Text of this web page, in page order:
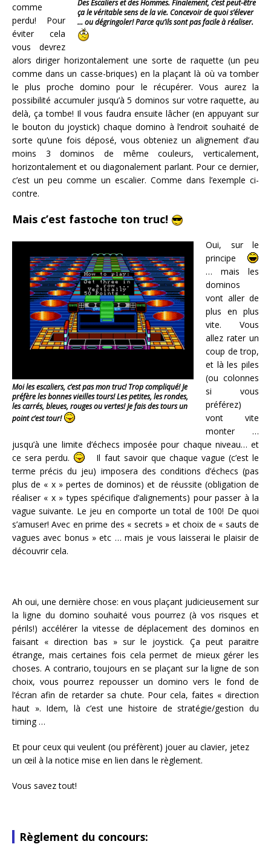
Des Escaliers et des Hommes. Finalement, c’est peut-être
ça le véritable sens de la vie. Concevoir de quoi s’élever
… ou dégringoler! Parce qu’ils sont pas facile à réaliser.
comme
perdu! Pour
éviter cela
vous devrez
alors diriger horizontalement une sorte de raquette (un peu
comme dans un casse-briques) en la plaçant là où va tomber
le plus proche domino pour le récupérer. Vous aurez la
possibilité accumuler jusqu’à 5 dominos sur votre raquette, au
delà, ça tombe! Il vous faudra ensuite lâcher (en appuyant sur
le bouton du joystick) chaque domino à l’endroit souhaité de
sorte qu’une fois déposé, vous obteniez un alignement d’au
moins 3 dominos de même couleurs, verticalement,
horizontalement et ou diagonalement parlant. Pour ce dernier,
c’est un peu comme un escalier. Comme dans l’exemple ci-
contre.
Mais c’est fastoche ton truc!
Moi les escaliers, c’est pas mon truc! Trop compliqué! Je
préfère les bonnes vieilles tours! Les petites, les rondes,
les carrés, bleues, rouges ou vertes! Je fais des tours un
point c’est tour!
Oui, sur le
principe
… mais les
dominos
vont aller de
plus en plus
vite. Vous
allez rater un
coup de trop,
et là les piles
(ou colonnes
si vous
préférez)
vont vite
monter …
jusqu’à une limite d’échecs imposée pour chaque niveau… et
ce sera perdu.
Il faut savoir que chaque vague (c’est le
terme précis du jeu) imposera des conditions d’échecs (pas
plus de « x » pertes de dominos) et de réussite (obligation de
réaliser « x » types spécifique d’alignements) pour passer à la
vague suivante. Le jeu en comporte un total de 100! De quoi
s’amuser! Avec en prime des « secrets » et choix de « sauts de
vagues avec bonus » etc … mais je vous laisserai le plaisir de
découvrir cela.
Ah oui, une dernière chose: en vous plaçant judicieusement sur
la ligne du domino souhaité vous pourrez (à vos risques et
périls!) accélérer la vitesse de déplacement des dominos en
faisant « direction bas » sur le joystick. Ça peut paraitre
étrange, mais certaines fois cela permet de mieux gérer les
choses. A contrario, toujours en se plaçant sur la ligne de son
choix, vous pourrez repousser un domino vers le fond de
l’écran afin de retarder sa chute. Pour cela, faites « direction
haut ». Idem, là c’est une histoire de stratégie/gestion du
timing …
Et pour ceux qui veulent (ou préfèrent) jouer au clavier, jetez
un œil à la notice mise en lien dans le règlement.
Vous savez tout!
Règlement du concours: